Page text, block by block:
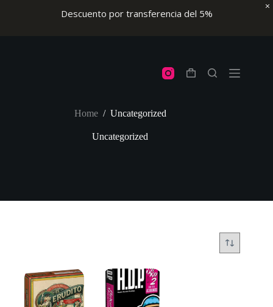
Descuento por transferencia del 5%
Shopping
Home / Uncategorized
Uncategorized